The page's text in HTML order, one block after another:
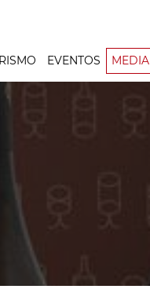
EVENTOS MEDIA